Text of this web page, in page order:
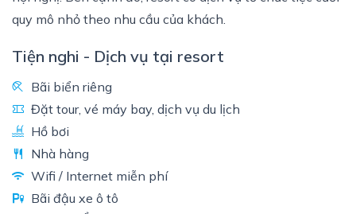
quy mô nhỏ theo nhu cầu của khách.
Tiện nghi - Dịch vụ tại resort
Bãi biển riêng
Đặt tour, vé máy bay, dịch vụ du lịch
Hồ bơi
Nhà hàng
Wifi / Internet miễn phí
Bãi đậu xe ô tô